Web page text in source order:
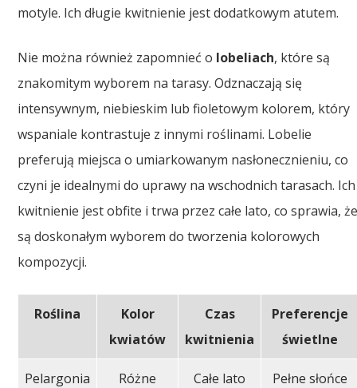
motyle. Ich długie kwitnienie jest dodatkowym atutem.
Nie można również zapomnieć o lobeliach, które są
znakomitym wyborem na tarasy. Odznaczają się
intensywnym, niebieskim lub fioletowym kolorem, który
wspaniale kontrastuje z innymi roślinami. Lobelie
preferują miejsca o umiarkowanym nasłonecznieniu, co
czyni je idealnymi do uprawy na wschodnich tarasach. Ich
kwitnienie jest obfite i trwa przez całe lato, co sprawia,
są doskonałym wyborem do tworzenia kolorowych
kompozycji.
Roślina
Kolor
kwiatów
Czas
kwitnienia
Preferencje
świetlne
Pelargonia Różne Całe lato Pełne słońce